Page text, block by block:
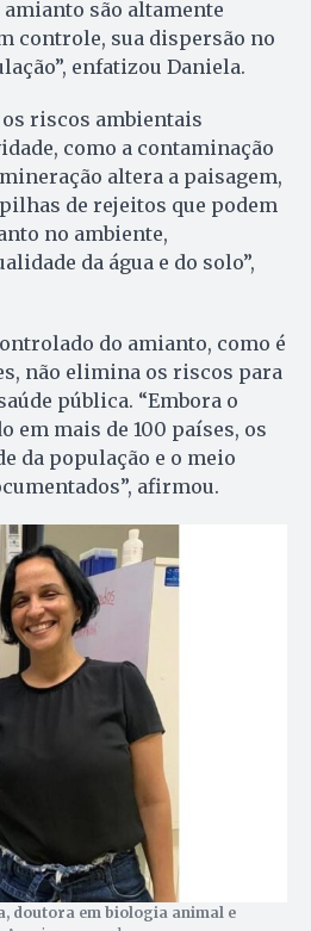
são altamente
controle, sua dispersão no
enfatizou Daniela.
riscos ambientais
como a contaminação
mineração altera a paisagem,
de rejeitos que podem
no ambiente,
da água e do solo”,
do amianto, como é
não elimina os riscos para
pública. “Embora o
em mais de 100 países, os
da população e o meio
afirmou.
doutora em biologia animal e